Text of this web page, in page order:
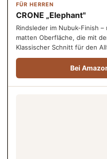
FÜR HERREN
CRONE „Elephant"
Rindsleder im Nubuk-Finish
matten Oberfläche, die mit
Klassischer Schnitt für den
Bei